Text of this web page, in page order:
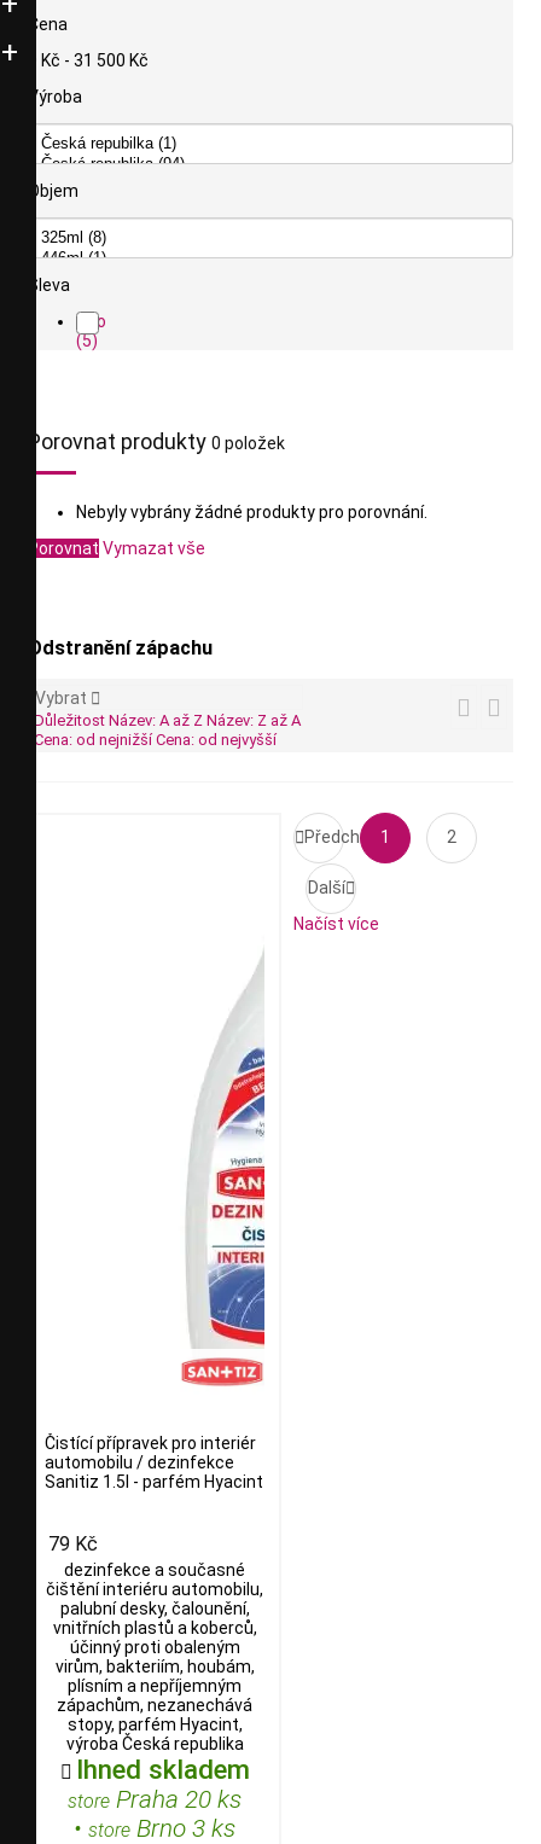
Cena
0 Kč - 31 500 Kč
Výroba
Objem
Sleva
Ano
(5)
Porovnat produkty 0 položek
Nebyly vybrány žádné produkty pro porovnání.
Porovnat Vymazat vše
Odstranění zápachu
 
Vybrat 
Důležitost Název: A až Z Název: Z až A
Cena: od nejnižšíCena: od nejvyšší
Čistící přípravek pro interiér
automobilu / dezinfekce
Sanitiz 1.5l - parfém Hyacint
79 Kč
dezinfekce a současné
čištění interiéru automobilu,
palubní desky, čalounění,
vnitřních plastů a koberců,
účinný proti obaleným
virům, bakteriím, houbám,
plísním a nepříjemným
zápachům, nezanechává
stopy, parfém Hyacint,
výroba Česká republika
 Ihned skladem
store Praha 20 ks
• store Brno 3 ks
Předchozí1 2
Další
Načíst více